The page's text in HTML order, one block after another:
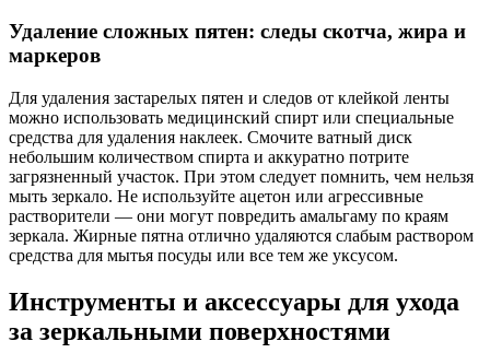
Удаление сложных пятен: следы скотча, жира и
маркеров
Для удаления застарелых пятен и следов от клейкой ленты
можно использовать медицинский спирт или специальные
средства для удаления наклеек. Смочите ватный диск
небольшим количеством спирта и аккуратно потрите
загрязненный участок. При этом следует помнить, чем нельзя
мыть зеркало. Не используйте ацетон или агрессивные
растворители — они могут повредить амальгаму по краям
зеркала. Жирные пятна отлично удаляются слабым раствором
средства для мытья посуды или все тем же уксусом.
Инструменты и аксессуары для ухода
за зеркальными поверхностями